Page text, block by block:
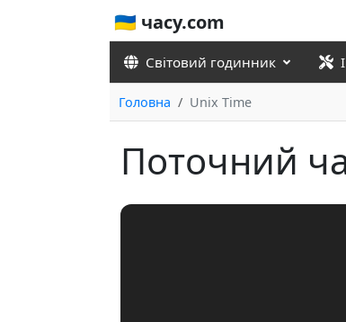
🇺🇦 часу.com
Світовий годинник
Головна Unix Time
Поточний